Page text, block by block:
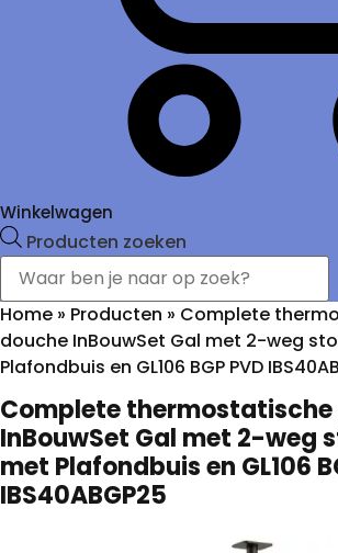
Winkelwagen
Producten zoeken
Home » Producten » Complete
douche InBouwSet Gal met 2-weg
Plafondbuis en GL106 BGP PVD
Complete thermostatische
InBouwSet Gal met 2-weg
met Plafondbuis en GL106
IBS40ABGP25